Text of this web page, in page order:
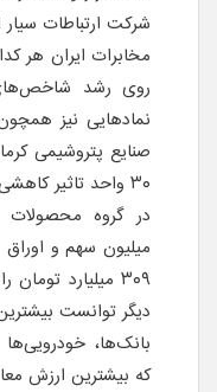
شرکت ارتباطات
روی رشد شاخص‌های
نمادهایی نیز
۳۰ واحد تاثیر کاهشی روی شاخص‌های بازار داشتند.
میلیون سهم و
۳۰۹ میلیارد
دیگر توانست
بانک‌ها،
که بیشترین ارزش